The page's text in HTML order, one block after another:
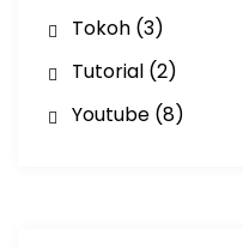
Tokoh(3)
Tutorial(2)
Youtube(8)